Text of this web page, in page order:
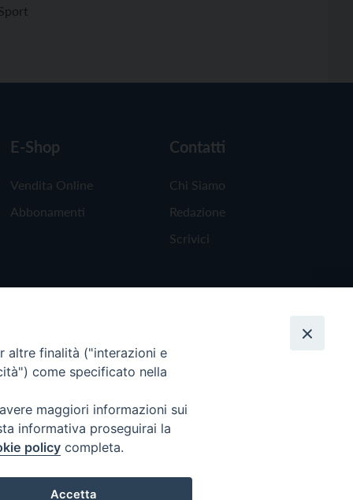
E-Shop
Vendita Online
Abbonamenti
Contatti
Chi Siamo
Redazione
Scrivici
altre finalità ("interazioni e
come specificato nella
maggiori informazioni sui
informativa proseguirai la
policy completa.
Accetta